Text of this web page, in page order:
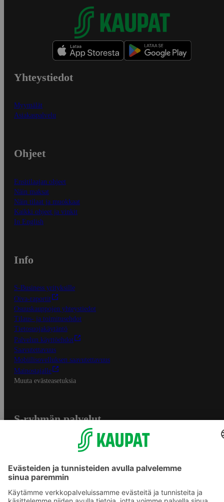
Yhteystiedot
Myymälät
Asiakaspalvelu
Ohjeet
Ensitilaajan ohjeet
Näin maksat
Näin tilaat ja muokkaat
Kaikki ohjeet ja vinkit
In English
Info
S-Business yrityksille
Oiva-raportit
Osuuskauppojen yhteystiedot
Tilaus- ja toimitusehdot
Tietosuojakäytäntö
Palvelun käyttöehdot
Saavutettavuus
Mobiilisovelluksen saavutettavuus
Mainostajalle
Muuta evästeasetuksia
S-ryhmän palvelut
Yhteishyvä Ruoka -sovellus
S-ostoslista -sovellus
Prisma.fi